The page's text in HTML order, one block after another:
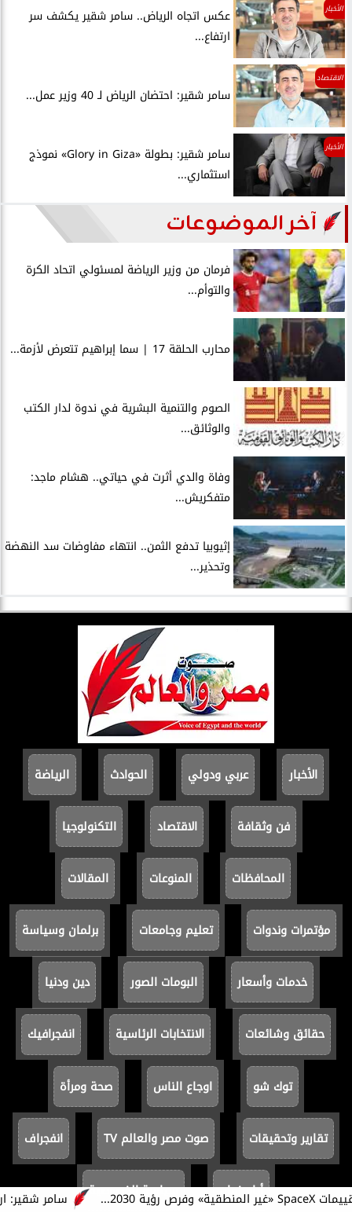
سامر شقير:
الأخبار
عكس اتجاه الرياض.. سامر شقير يكشف سر
ارتفاع...
الاقتصاد
سامر شقير: احتضان الرياض لـ 40 وزير عمل...
الأخبار
سامر شقير: بطولة «Glory in Giza» نموذج
استثماري...
آخر الموضوعات
فرمان من وزير الرياضة لمسئولي اتحاد الكرة
والتوأم...
محارب الحلقة 17 | سما إبراهيم تتعرض لأزمة...
الصوم والتنمية البشرية في ندوة لدار الكتب
والوثائق...
وفاة والدي أثرت في حياتي.. هشام ماجد:
متفكريش...
إثيوبيا تدفع الثمن.. انتهاء مفاوضات سد النهضة
وتحذير...
الأخبار عربي ودولي الحوادث الرياضة
فن وثقافة الاقتصاد التكنولوجيا
المحافظات المنوعات المقالات
مؤتمرات وندوات تعليم وجامعات برلمان وسياسة
خدمات وأسعار البومات الصور دين ودنيا
حقائق وشائعات الانتخابات الرئاسية انفجرافيك
توك شو اوجاع الناس صحة ومرأة
تقارير وتحقيقات صوت مصر والعالم TV انفجراف
أيام زمان سياسة الخصوصية